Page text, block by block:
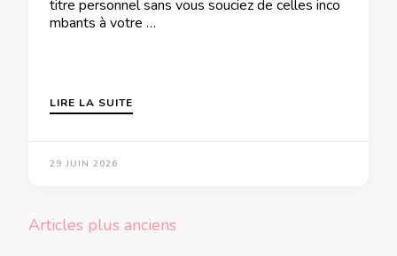
titre personnel sans vous souciez de celles inco
mbants à votre …
LIRE LA SUITE
29 JUIN 2026
Navigation
Articles plus anciens